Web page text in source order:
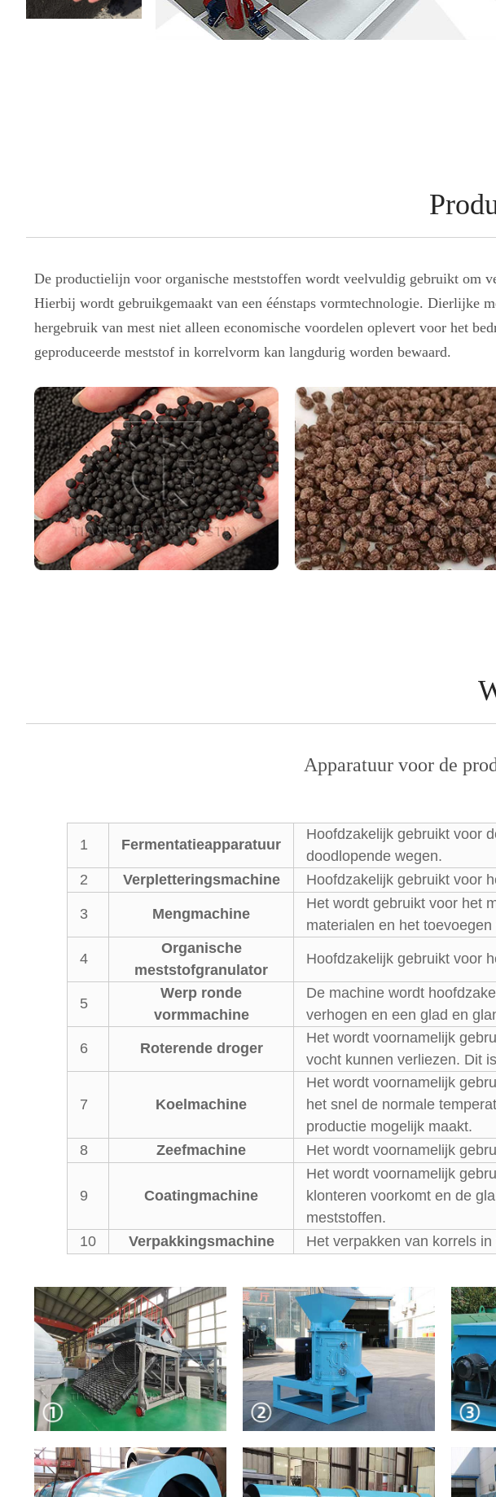
De productielijn voor organische meststoffen wordt veelvuldig gebruikt om
Hierbij wordt gebruikgemaakt van een éénstaps vormtechnologie. Dierlijke
hergebruik van mest niet alleen economische voordelen oplevert voor het
geproduceerde meststof in korrelvorm kan langdurig worden bewaard.
Apparatuur voor de
1 Fermentatieapparatuur
Hoofdzakelijk gebruikt voor
doodlopende wegen.
2
Verpletteringsmachine Hoofdzakelijk gebruikt voor
3 Mengmachine
Het wordt gebruikt voor het
materialen en het
4
Organische
meststofgranulator
Hoofdzakelijk gebruikt voor
5
Werp ronde
vormmachine
De machine wordt
verhogen en een glad en
6 Roterende droger
Het wordt voornamelijk
vocht kunnen verliezen. Dit
7 Koelmachine
Het wordt voornamelijk
het snel de normale
productie mogelijk maakt.
8
Zeefmachine Het wordt voornamelijk
9 Coatingmachine
Het wordt voornamelijk
klonteren voorkomt en de
meststoffen.
10
Verpakkingsmachine Het verpakken van korrels in